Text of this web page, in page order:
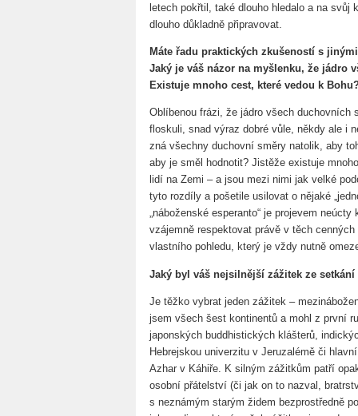
letech pokřtil, také dlouho hledalo a na svůj
dlouho důkladně připravovat.
Máte řadu praktických zkušeností s
Jaký je váš názor na myšlenku, že jádro
Existuje mnoho cest, které vedou k
Oblíbenou frázi, že jádro všech duchovních
floskuli, snad výraz dobré vůle, někdy ale i
zná všechny duchovní směry natolik, aby
aby je směl hodnotit? Jistěže existuje
lidí na Zemi – a jsou mezi nimi jak velké
tyto rozdíly a pošetile usilovat o nějaké
„náboženské esperanto“ je projevem
vzájemně respektovat právě v těch
vlastního pohledu, který je vždy nutně
Jaký byl váš nejsilnější zážitek ze
Je těžko vybrat jeden zážitek –
jsem všech šest kontinentů a mohl z první
japonských buddhistických klášterů,
Hebrejskou univerzitu v Jeruzalémě či
Azhar v Káhiře. K silným zážitkům patří
osobní přátelství (či jak on to nazval,
s neznámým starým židem bezprostředně